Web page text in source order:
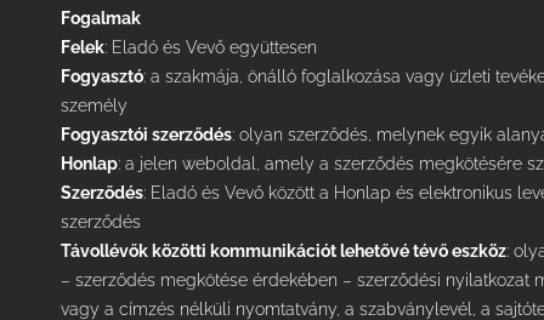
Fogalmak
Felek: Eladó és Vevő együttesen
Fogyasztó: a szakmája, önálló foglalkozása vagy üzleti
személy
Fogyasztói szerződés: olyan szerződés, melynek egyik
Honlap: a jelen weboldal, amely a szerződés megkötésére
Szerződés: Eladó és Vevő között a Honlap és elektronikus
szerződés
Távollévők közötti kommunikációt lehetővé tévő eszköz:
– szerződés megkötése érdekében – szerződési nyilatkozat
vagy a címzés nélküli nyomtatvány, a szabványlevél, a